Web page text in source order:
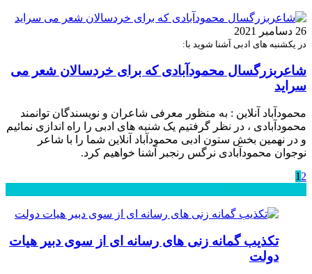
26 دسامبر 2021
در یکشنبه های ادبی آشنا شوید با:
شاعربزرگسال محمودآبادی که برای خردسالان شعر می
سراید
محمودآباد آنلاین : به منظور معرفی شاعران و نویسندگان توانمند
محمودآبادی ، در نظر گرفتیم یک شنبه های ادبی را راه اندازی نمائیم
و در نهمین بخش ستون ادبى محمودآباد آنلاين شما را با شاعر
نوجوان محمودآبادی نرگس رنجبر آشنا خواهیم کرد.
1 2
تکذیب گمانه زنی های رسانه ای از سوی دبیر هیات
دولت